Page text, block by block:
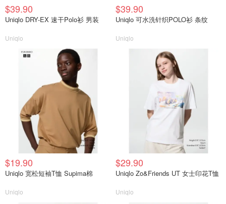
$39.90
Uniqlo DRY-EX 速干Polo衫 男装
Uniqlo
$39.90
Uniqlo 可水洗针织POLO衫 条纹
Uniqlo
$19.90
Uniqlo 宽松短袖T恤 Supima棉
Uniqlo
$29.90
Uniqlo Zo&Friends UT 女士印花T恤
Uniqlo